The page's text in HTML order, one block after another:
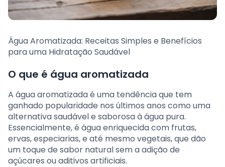
Água Aromatizada: Receitas Simples e Benefícios
para uma Hidratação Saudável
O que é água aromatizada
A água aromatizada é uma tendência que tem
ganhado popularidade nos últimos anos como uma
alternativa saudável e saborosa à água pura.
Essencialmente, é água enriquecida com frutas,
ervas, especiarias, e até mesmo vegetais, que dão
um toque de sabor natural sem a adição de
açúcares ou aditivos artificiais.